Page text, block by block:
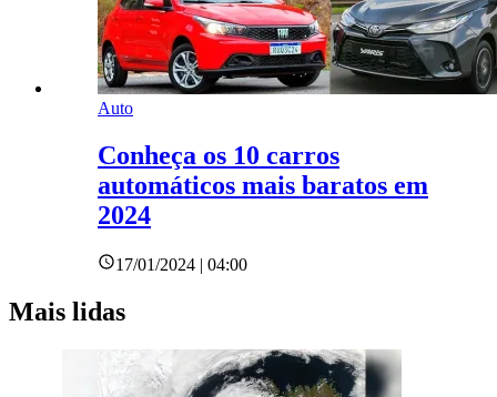
Auto
Conheça os 10 carros
automáticos mais baratos em
2024
17/01/2024 | 04:00
Mais lidas